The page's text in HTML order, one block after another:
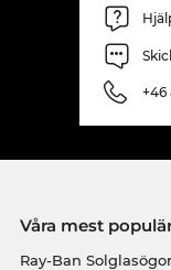
+46
Våra mest
Ray-Ban